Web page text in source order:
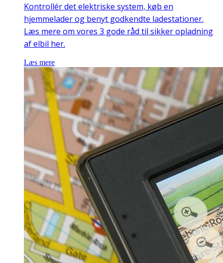
Kontrollér det elektriske system, køb en
hjemmelader og benyt godkendte ladestationer.
Læs mere om vores 3 gode råd til sikker opladning
af elbil her.
Læs mere